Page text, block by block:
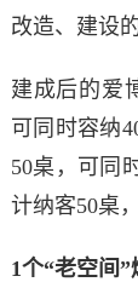
改造、建设
建成后的爱
可同时容纳
50桌，可同
计纳客50桌
1个“老空间”